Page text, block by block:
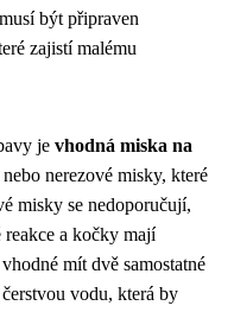
být připraven
zajistí malému
je vhodná miska na
nerezové misky, které
misky se nedoporučují,
reakce a kočky mají
mít dvě samostatné
vodu, která by